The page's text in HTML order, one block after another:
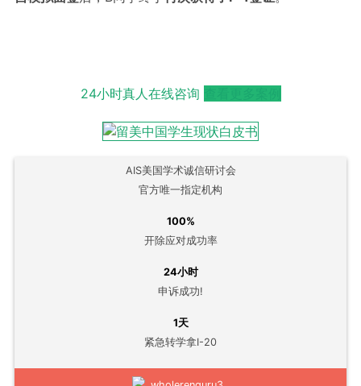
24小时真人在线咨询
AIS美国学术诚信研讨会
官方唯一指定机构
100%
开除应对成功率
24小时
申诉成功!
1天
紧急转学拿I-20